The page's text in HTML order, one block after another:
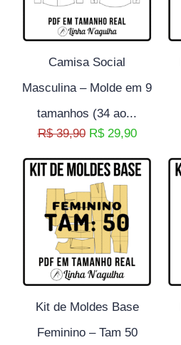
Camisa Social
Masculina – Molde em 9
tamanhos (34 ao...
R$39,90 R$29,90
Kit de Moldes Base
Feminino – Tam 50